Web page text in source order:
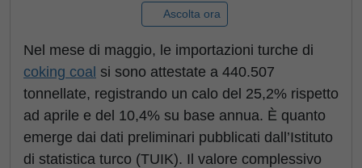
Ascolta ora
Nel mese di maggio, le importazioni turche di
coking coal si sono attestate a 440.507
tonnellate, registrando un calo del 25,2% rispetto
ad aprile e del 10,4% su base annua. È quanto
emerge dai dati preliminari pubblicati dall’Istituto
di statistica turco (TUIK). Il valore complessivo